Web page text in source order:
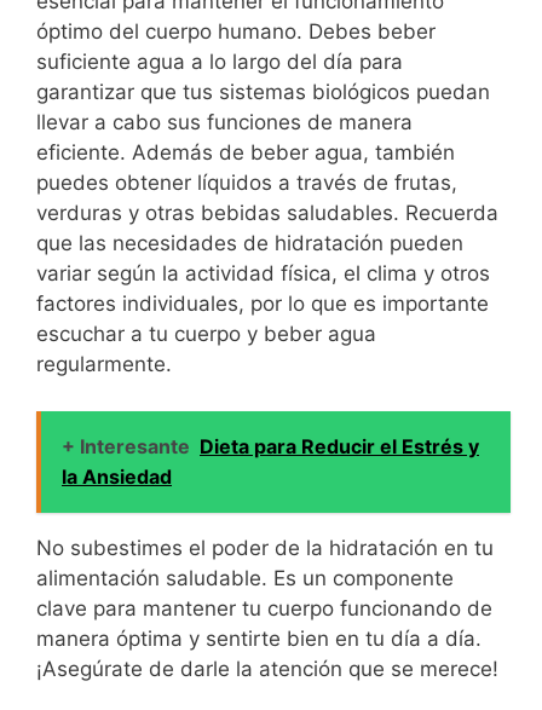
óptimo del cuerpo humano. Debes beber
suficiente agua a lo largo del día para
garantizar que tus sistemas biológicos puedan
llevar a cabo sus funciones de manera
eficiente. Además de beber agua, también
puedes obtener líquidos a través de frutas,
verduras y otras bebidas saludables. Recuerda
que las necesidades de hidratación pueden
variar según la actividad física, el clima y otros
factores individuales, por lo que es importante
escuchar a tu cuerpo y beber agua
regularmente.
+ Interesante Dieta para Reducir el Estrés y
la Ansiedad
No subestimes el poder de la hidratación en tu
alimentación saludable. Es un componente
clave para mantener tu cuerpo funcionando de
manera óptima y sentirte bien en tu día a día.
¡Asegúrate de darle la atención que se merece!